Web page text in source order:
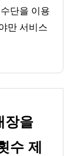
단을 이용
만 서비스
장을
수 제